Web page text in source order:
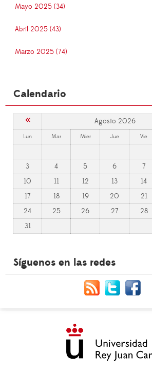
Mayo 2025 (34)
Abril 2025 (43)
Marzo 2025 (74)
Calendario
« Agosto 2026
Lun Mar Mier Jue Vie
3
4 5 6 7
10
11 12 13 14
17
18 19 20 21
24
25 26 27 28
31
Síguenos en las redes